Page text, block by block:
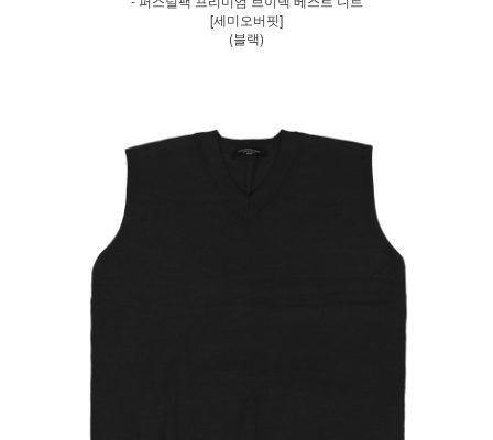
[세미오버핏]
(블랙)